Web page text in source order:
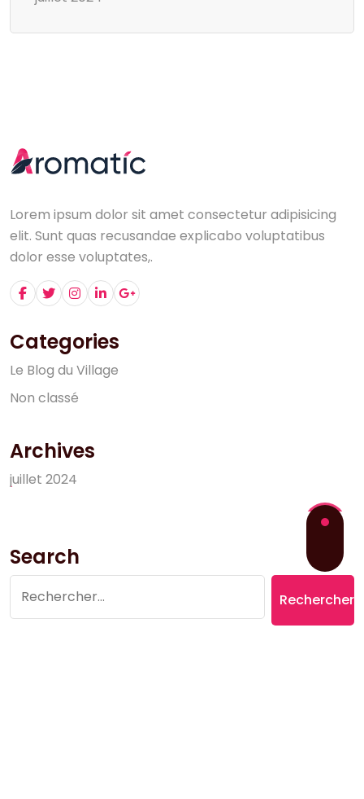
Lorem ipsum dolor sit amet consectetur adipisicing
elit. Sunt quas recusandae explicabo voluptatibus
dolor esse voluptates,.
Categories
Le Blog du Village
Non classé
Archives
juillet 2024
Search